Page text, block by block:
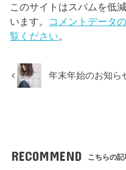
このサイトはスパムを低
います。 コメントデータ
覧ください。
年末年始のお知ら
RECOMMEND こちらの記